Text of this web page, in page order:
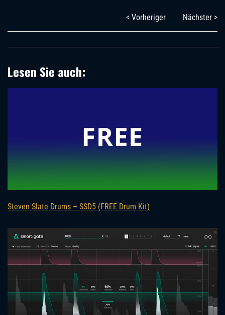
< Vorheriger Nächster >
Lesen Sie auch:
Steven Slate Drums – SSD5 (FREE Drum Kit)